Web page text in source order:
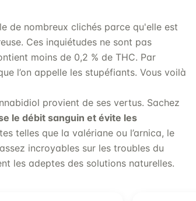
de nombreux clichés parce qu'elle est
Ces inquiétudes ne sont pas
moins de 0,2 % de THC. Par
l’on appelle les stupéfiants. Vous voilà
provient de ses vertus. Sachez
le débit sanguin et évite les
telles que la valériane ou l’arnica, le
incroyables sur les troubles du
les adeptes des solutions naturelles.